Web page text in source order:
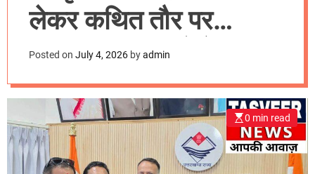
d
लेकर कथित तौर पर
आपत्तिजनक शब्दों के
प्रयोग का विरोध करते हुए
अधिकारियों को शिकायत
पत्र सौंपा गया।
Posted on July 4, 2026 byadmin
0 min read